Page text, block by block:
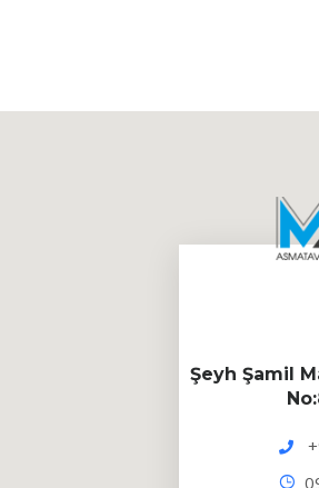
Şeyh Şamil